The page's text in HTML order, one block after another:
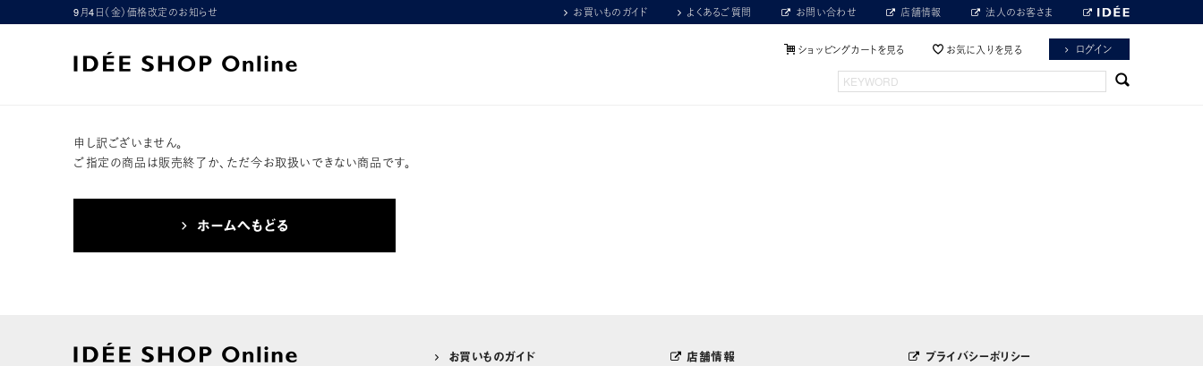
9月4日（金）価格改定のお知らせ お買いものガイド よくあるご質問 お問い合わせ 店舗情報 法人のお客さま
ショッピングカートを見る お気に入りを見る ログイン
申し訳ございません。
ご指定の商品は販売終了か、ただ今お取扱いできない商品です。
お買いものガイド
店舗情報
プライバシーポリシー